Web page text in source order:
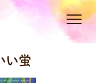
い蛍